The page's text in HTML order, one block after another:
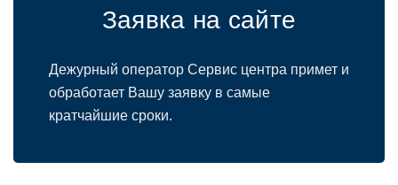
Заявка на сайте
Дежурный оператор Сервис центра примет и
обработает Вашу заявку в самые
кратчайшие сроки.